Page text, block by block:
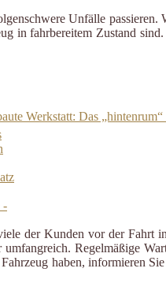
Unfälle
in fahrbereitem Zustand
Werkstatt: Das
der Kunden vor der
Regelmäßige
haben, informieren